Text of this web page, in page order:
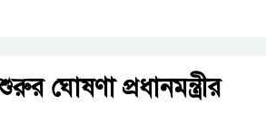
ঘোষণা প্রধানমন্ত্রীর